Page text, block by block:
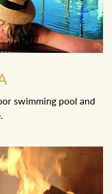
swimming pool and